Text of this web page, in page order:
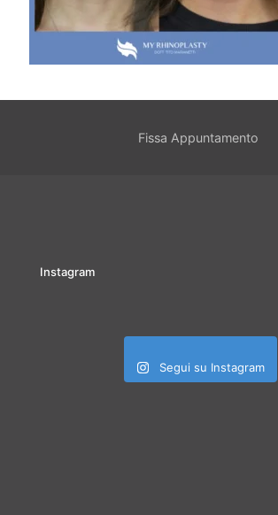
Fissa Appuntamento
Instagram
Segui su Instagram